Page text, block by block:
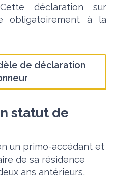
déclaration sur
obligatoirement à la
de déclaration
statut de
un primo-accédant et
de sa résidence
ans antérieurs,